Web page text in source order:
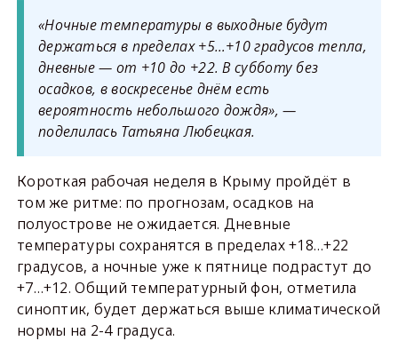
«Ночные температуры в выходные будут
держаться в пределах +5…+10 градусов тепла,
дневные — от +10 до +22. В субботу без
осадков, в воскресенье днём есть
вероятность небольшого дождя», —
поделилась Татьяна Любецкая.
Короткая рабочая неделя в Крыму пройдёт в
том же ритме: по прогнозам, осадков на
полуострове не ожидается. Дневные
температуры сохранятся в пределах +18…+22
градусов, а ночные уже к пятнице подрастут до
+7…+12. Общий температурный фон, отметила
синоптик, будет держаться выше климатической
нормы на 2-4 градуса.